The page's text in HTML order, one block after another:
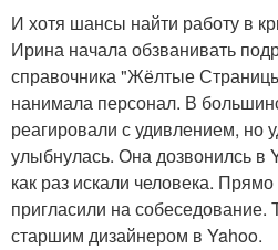
И хотя шансы найти работу в
Ирина начала обзванивать
справочника "Жёлтые
нанимала персонал. В
реагировали с удивлением, но
улыбнулась. Она дозвонилсь в
как раз искали человека.
пригласили на собеседование.
старшим дизайнером в Yahoo.